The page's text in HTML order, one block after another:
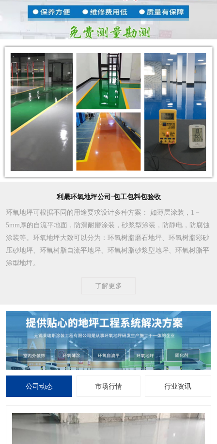
利晟环氧地坪公司·包工包料包验收
环氧地坪可根据不同的用途要求设计多种方案 ： 如薄层涂装，1－
5mm厚的自流平地面，防滑耐磨涂装，砂浆型涂装，防静电，防腐蚀
涂装等。环氧地坪大致可以分为：环氧树脂磨石地坪、环氧树脂彩砂
压砂地坪、环氧树脂自流平地坪、环氧树脂砂浆型地坪、环氧树脂平
涂型地坪。
了解更多
公司动态 市场行情 行业资讯